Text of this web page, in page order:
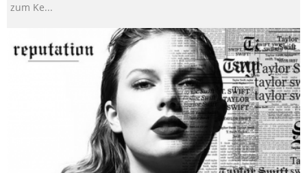
zum Ke...